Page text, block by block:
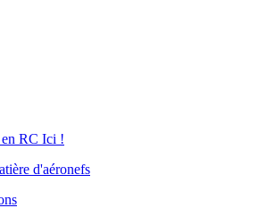
RC Ici !
d'aéronefs